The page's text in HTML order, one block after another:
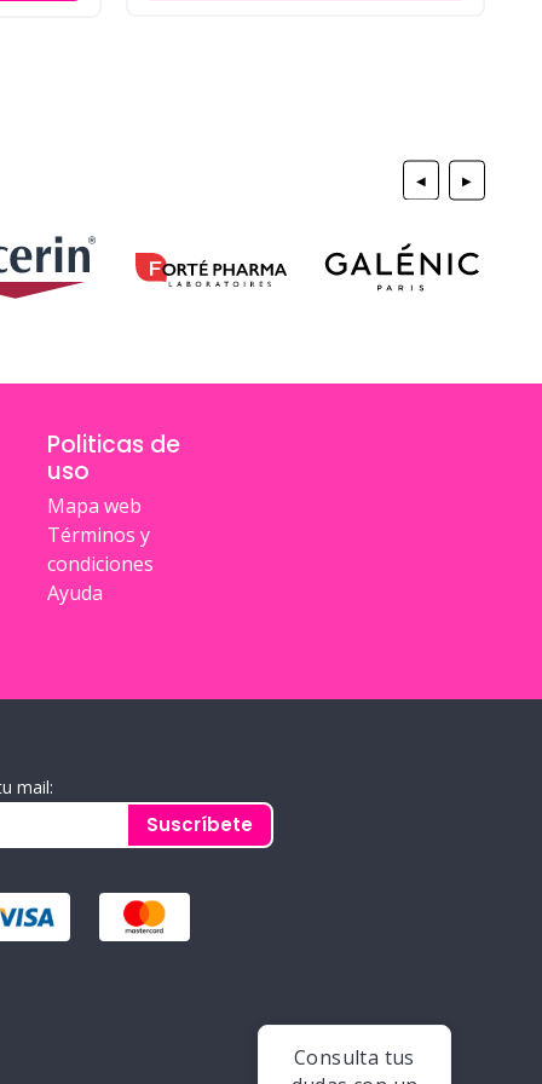
Consulta tus
◀ ▶
Politicas de
uso
Mapa web
Términos y
condiciones
Ayuda
mail:
Suscríbete